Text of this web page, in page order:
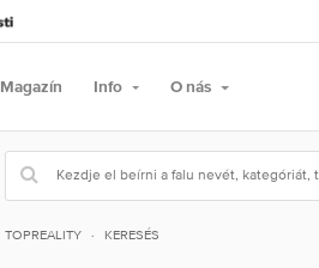
Magazín Info O nás
TOPREALITY KERESÉS